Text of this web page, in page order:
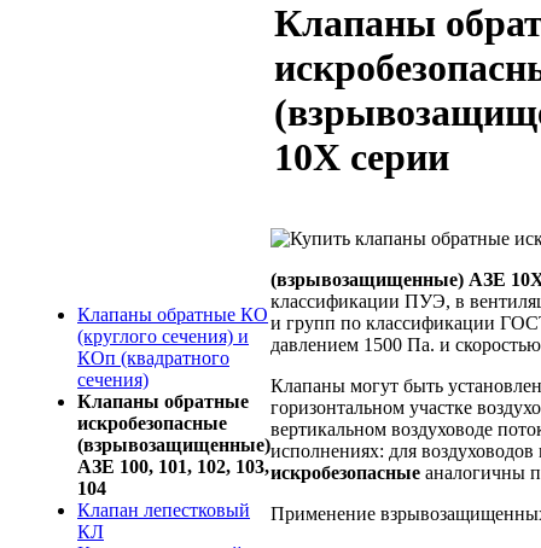
Клапаны обратные КО
(круглого сечения) и
КОп (квадратного
сечения)
Клапаны обратные
искробезопасные
(взрывозащищенные)
АЗЕ 100, 101, 102, 103,
104
Клапан лепестковый
КЛ
Клапаны
10Х серии
(взрывозащищенные) АЗЕ
классификации ПУЭ, в
и групп по классификации
давлением 1500 Па. и
Клапаны могут быть
горизонтальном участке
вертикальном воздуховоде
исполнениях: для
искробезопасные аналогичны
Применение